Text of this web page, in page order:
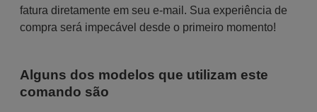
fatura diretamente em seu e-mail. Sua experiência de
compra será impecável desde o primeiro momento!
Alguns dos modelos que utilizam este
comando são